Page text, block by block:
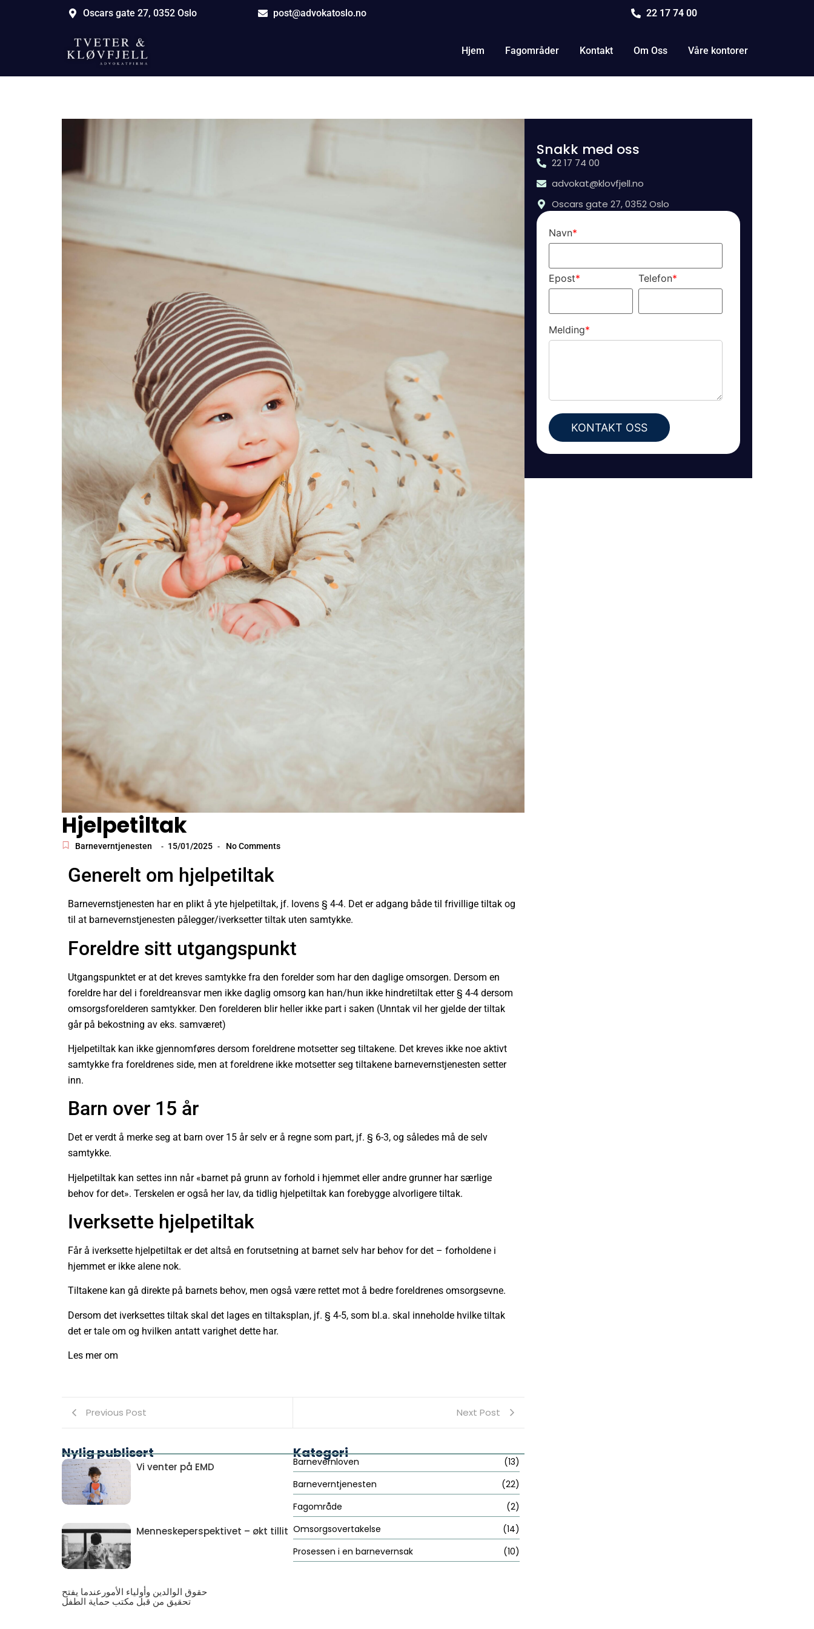
Oscars gate 27, 0352 Oslo post@advokatoslo.no 22 17 74 00
Hjem Fagområder Kontakt Om Oss Våre kontorer
Hjelpetiltak
Barneverntjenesten - 15/01/2025 - No Comments
Generelt om hjelpetiltak
Barnevernstjenesten har en plikt å yte hjelpetiltak, jf. lovens § 4-4. Det er adgang både til frivillige tiltak og
til at barnevernstjenesten pålegger/iverksetter tiltak uten samtykke.
Foreldre sitt utgangspunkt
Utgangspunktet er at det kreves samtykke fra den forelder som har den daglige omsorgen. Dersom en
foreldre har del i foreldreansvar men ikke daglig omsorg kan han/hun ikke hindretiltak etter § 4-4 dersom
omsorgsforelderen samtykker. Den forelderen blir heller ikke part i saken (Unntak vil her gjelde der tiltak
går på bekostning av eks. samværet)
Hjelpetiltak kan ikke gjennomføres dersom foreldrene motsetter seg tiltakene. Det kreves ikke noe aktivt
samtykke fra foreldrenes side, men at foreldrene ikke motsetter seg tiltakene barnevernstjenesten setter
inn.
Barn over 15 år
Det er verdt å merke seg at barn over 15 år selv er å regne som part, jf. § 6-3, og således må de selv
samtykke.
Hjelpetiltak kan settes inn når «barnet på grunn av forhold i hjemmet eller andre grunner har særlige
behov for det». Terskelen er også her lav, da tidlig hjelpetiltak kan forebygge alvorligere tiltak.
Iverksette hjelpetiltak
Får å iverksette hjelpetiltak er det altså en forutsetning at barnet selv har behov for det – forholdene i
hjemmet er ikke alene nok.
Tiltakene kan gå direkte på barnets behov, men også være rettet mot å bedre foreldrenes omsorgsevne.
Dersom det iverksettes tiltak skal det lages en tiltaksplan, jf. § 4-5, som bl.a. skal inneholde hvilke tiltak
det er tale om og hvilken antatt varighet dette har.
Les mer om
Previous Post Next Post
Nylig publisert
Vi venter på EMD
Menneskeperspektivet – økt tillit
حقوق الوالدين وأولياء الأمورعندما يفتح
تحقيق من قبل مكتب حماية الطفل
Kategori
Barnevernloven
(13)
Barneverntjenesten
(22)
Fagområde
(2)
Omsorgsovertakelse
(14)
Prosessen i en barnevernsak
(10)
Snakk med oss
22 17 74 00
advokat@klovfjell.no
Oscars gate 27, 0352 Oslo
Navn*
Epost* Telefon*
Melding*